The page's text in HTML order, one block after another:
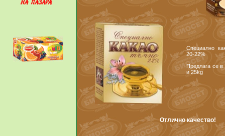
Специално
20-22%
Предлага се в
и 25kg
Отлично качество!